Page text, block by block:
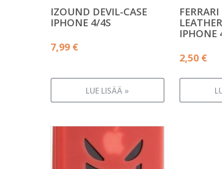
IZOUND DEVIL-CASE
IPHONE 4/4S
7,99 €
LUE LISÄÄ »
IPHONE
2,50 €